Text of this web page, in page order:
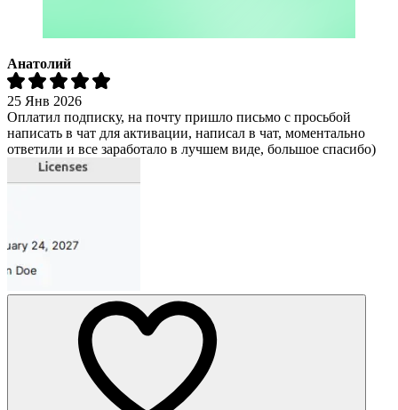
Анатолий
25 Янв 2026
Оплатил подписку, на почту пришло письмо с просьбой
написать в чат для активации, написал в чат, моментально
ответили и все заработало в лучшем виде, большое спасибо)